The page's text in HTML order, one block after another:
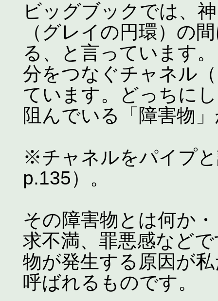
ビッグブックでは、
（グレイの円環）の
る、と言っています
分をつなぐチャネル
ています。どっちに
阻んでいる「障害物
※チャネルをパイプ
p.135）。
その障害物とは何か
求不満、罪悪感など
物が発生する原因が
呼ばれるものです。